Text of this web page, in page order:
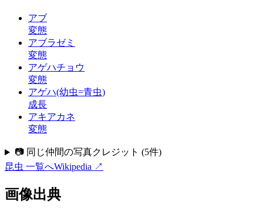
アブ
変態
アブラゼミ
変態
アゲハチョウ
変態
アゲハ(幼虫=青虫)
成長
アキアカネ
変態
📷 同じ仲間の写真クレジット (5件)
昆虫 一覧へWikipedia ↗
画像出典